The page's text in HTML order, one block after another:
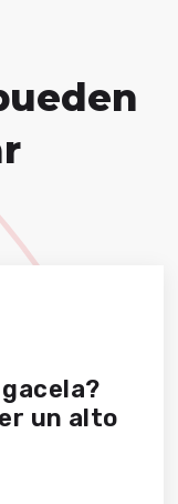
un alto